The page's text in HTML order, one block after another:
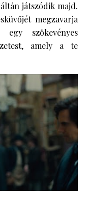
játszódik majd.
megzavarja
szökevényes
amely a te